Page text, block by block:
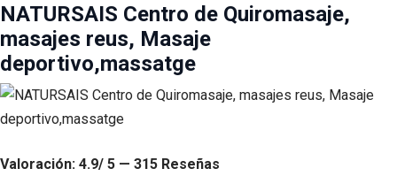
NATURSAIS Centro de Quiromasaje,
masajes reus, Masaje
deportivo,massatge
Valoración: 4.9/ 5 — 315 Reseñas